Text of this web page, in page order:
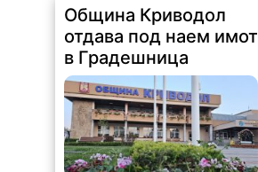
Община Криводол
отдава под наем имот
в Градешница